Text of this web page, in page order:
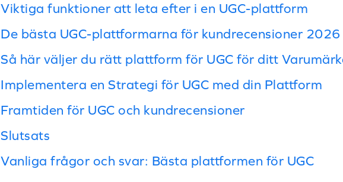
Viktiga funktioner att leta efter i en UGC-plattform
De bästa UGC-plattformarna för kundrecensioner 2026
Så här väljer du rätt plattform för UGC för ditt
Implementera en Strategi för UGC med din Plattform
Framtiden för UGC och kundrecensioner
Slutsats
Vanliga frågor och svar: Bästa plattformen för UGC